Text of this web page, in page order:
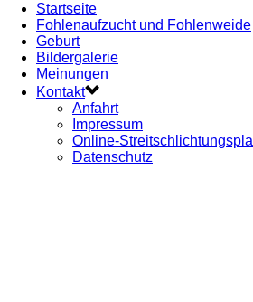
Startseite
Fohlenaufzucht und Fohlenweide
Geburt
Bildergalerie
Meinungen
Kontakt
Anfahrt
Impressum
Online-
Datenschutz